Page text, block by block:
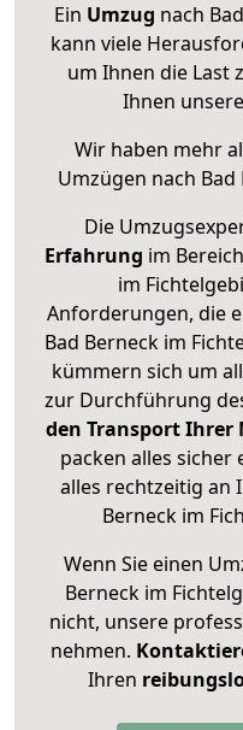
Ein Umzug nach
kann viele
um Ihnen die Last
Ihnen
Wir haben mehr
Umzügen nach
Die
Erfahrung im
im
Anforderungen, die
Bad Berneck im
kümmern sich um
zur Durchführung
den Transport Ihrer
packen alles sicher
alles rechtzeitig an
Berneck im
Wenn Sie einen
Berneck im
nicht, unsere
nehmen.
Ihren